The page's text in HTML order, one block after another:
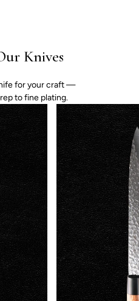
Knives
for your craft —
to fine plating.